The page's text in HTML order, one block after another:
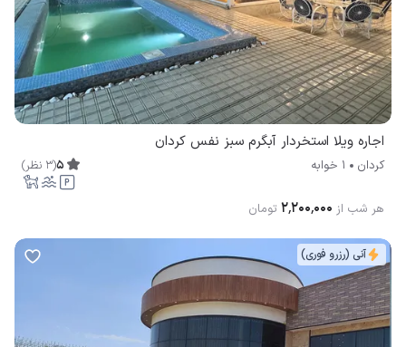
اجاره ویلا استخردار آبگرم سبز نفس کردان
کردان 1 خوابه 5
(
3 نظر)
هر شب از ۲٬۲۰۰٬۰۰۰ تومان
آنی (رزرو فوری)